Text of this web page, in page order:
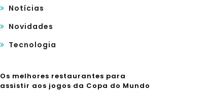
Notícias
Novidades
Tecnologia
Os melhores restaurantes para
assistir aos jogos da Copa do Mundo